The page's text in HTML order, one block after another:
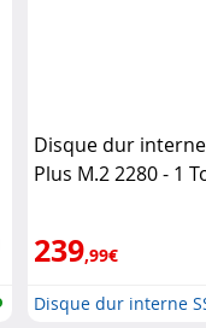
Disque dur interne
Plus M.2 2280 - 1
239,99€
Disque dur interne